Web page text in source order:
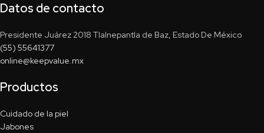
Datos de contacto
Presidente Juárez 2018 Tlalnepantla de Baz, Estado De México
(55) 55641377
online@keepvalue.mx
Productos
Cuidado de la piel
Jabones